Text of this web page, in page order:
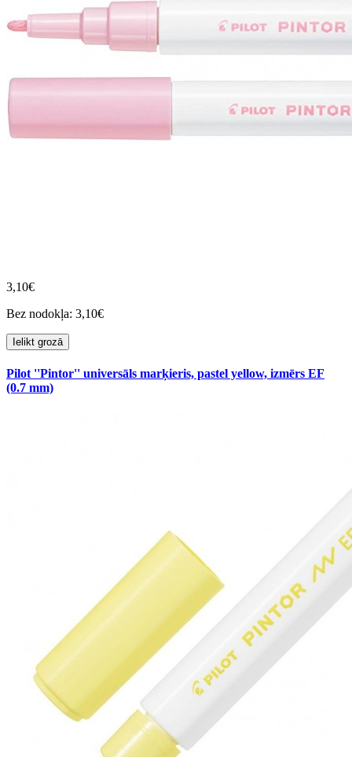
3,10€
Bez nodokļa: 3,10€
Ielikt grozā
Pilot ''Pintor'' universāls marķieris, pastel yellow, izmērs EF
(0.7 mm)